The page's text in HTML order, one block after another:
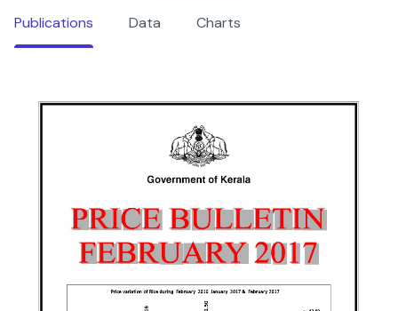
Publications Data Charts